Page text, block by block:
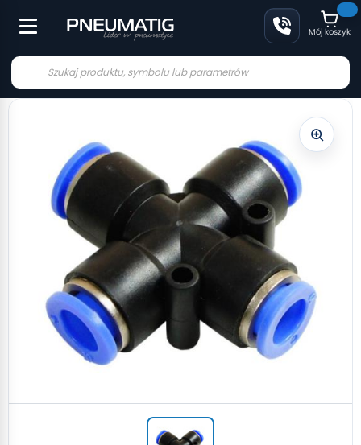
Mój koszyk